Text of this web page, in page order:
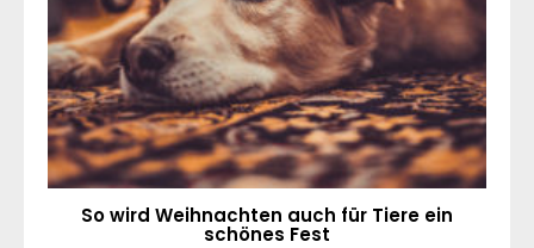
So wird Weihnachten auch für Tiere ein
schönes Fest